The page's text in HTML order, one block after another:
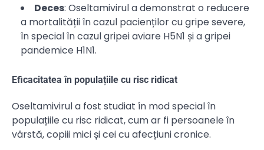
Deces: Oseltamivirul a demonstrat o reducere
a mortalității în cazul pacienților cu gripe severe,
în special în cazul gripei aviare H5N1 și a gripei
pandemice H1N1.
Eficacitatea în populațiile cu risc ridicat
Oseltamivirul a fost studiat în mod special în
populațiile cu risc ridicat, cum ar fi persoanele în
vârstă, copiii mici și cei cu afecțiuni cronice.